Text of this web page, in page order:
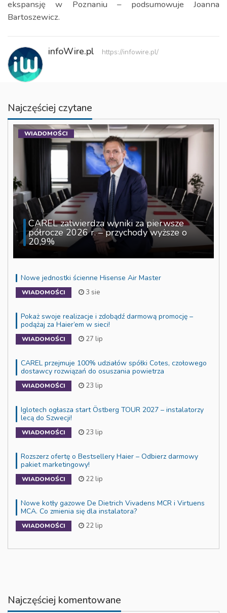
ekspansję w Poznaniu – podsumowuje Joanna
Bartoszewicz.
infoWire.pl https://infowire.pl/
Najczęściej czytane
CAREL zatwierdza wyniki za pierwsze
półrocze 2026 r. – przychody wyższe o
20,9%
WIADOMOŚCI
Nowe jednostki ścienne Hisense Air Master
WIADOMOŚCI 3 sie
Pokaż swoje realizacje i zdobądź darmową promocję –
podążaj za Haier’em w sieci!
WIADOMOŚCI 27 lip
CAREL przejmuje 100% udziałów spółki Cotes, czołowego
dostawcy rozwiązań do osuszania powietrza
WIADOMOŚCI 23 lip
Iglotech ogłasza start Östberg TOUR 2027 – instalatorzy
lecą do Szwecji!
WIADOMOŚCI 23 lip
Rozszerz ofertę o Bestsellery Haier – Odbierz darmowy
pakiet marketingowy!
WIADOMOŚCI 22 lip
Nowe kotły gazowe De Dietrich Vivadens MCR i Virtuens
MCA. Co zmienia się dla instalatora?
WIADOMOŚCI 22 lip
Najczęściej komentowane